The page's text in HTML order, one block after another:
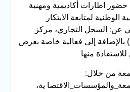
حضور اطارات أكاديمية ومهنية
لمتابعة الابتكار
عن: السجل التجاري، مركز
بالإضافة إلى فعالية خاصة بعرض
من خلال:
ية،